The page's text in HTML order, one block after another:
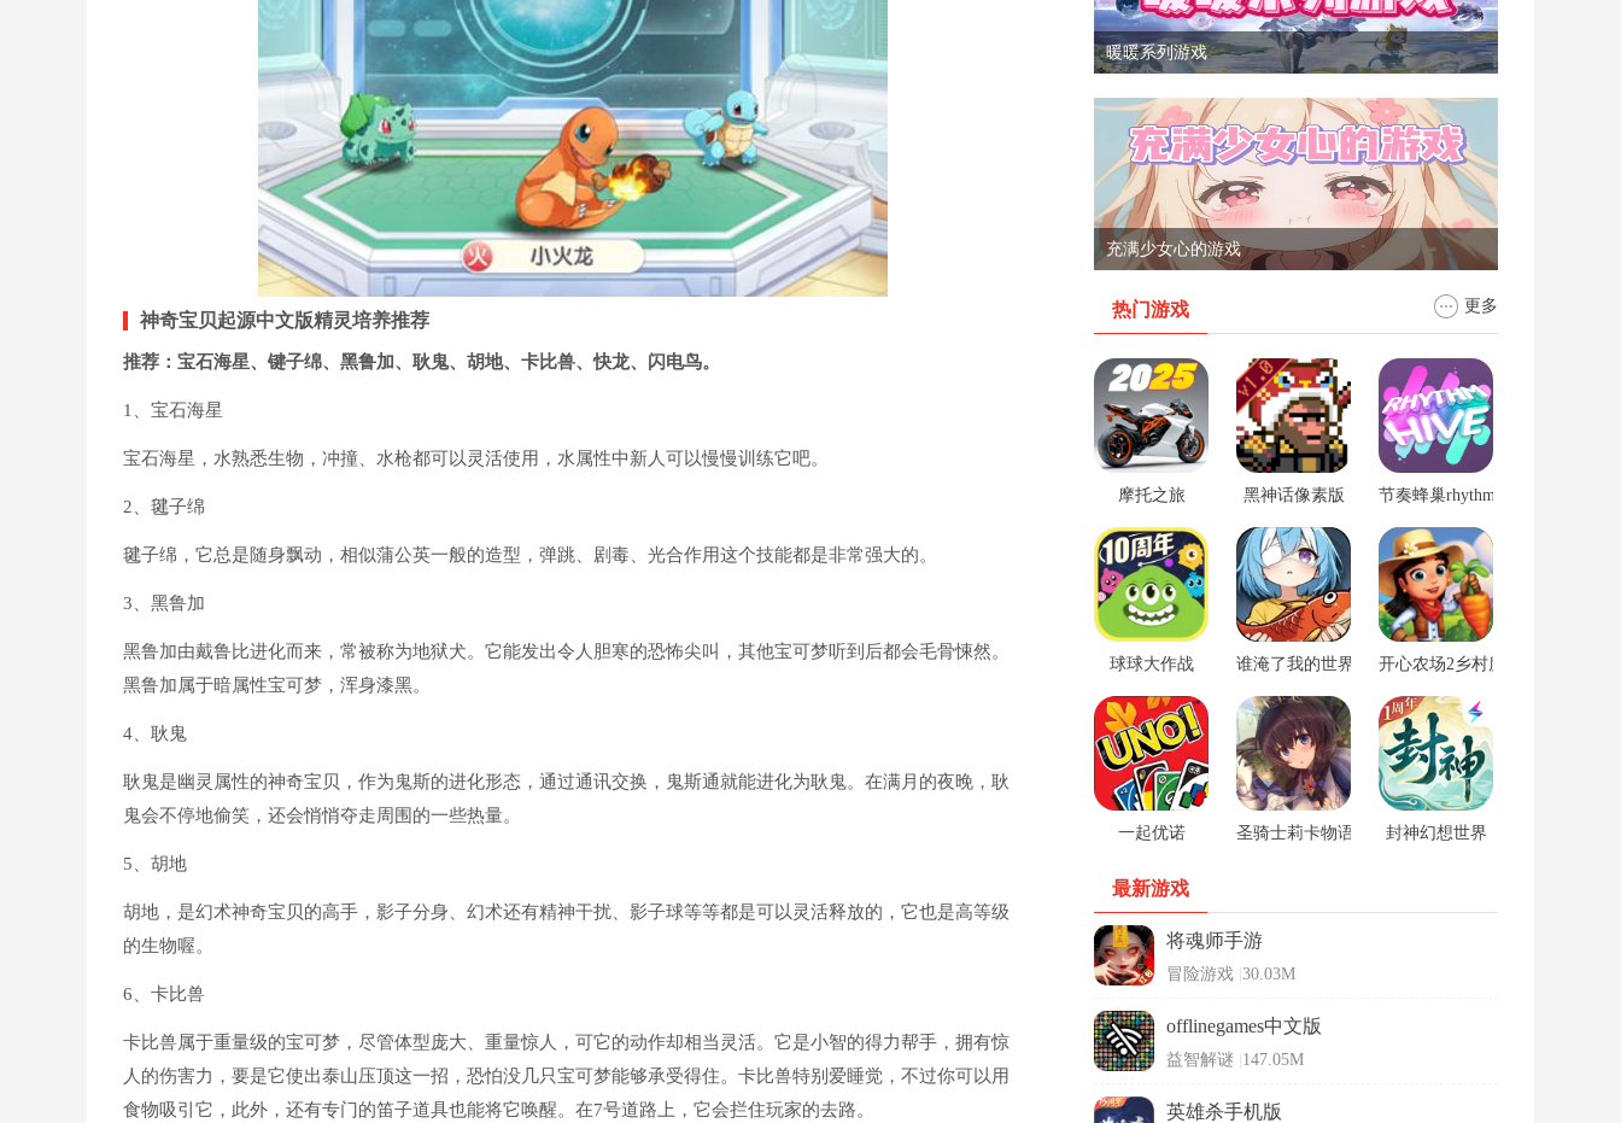
神奇宝贝起源中文版精灵培养推荐
推荐：宝石海星、键子绵、黑鲁加、耿鬼、胡地、卡比兽、快龙、闪电鸟。
1、宝石海星
宝石海星，水熟悉生物，冲撞、水枪都可以灵活使用，水属性中新人可以慢慢训练它吧。
2、毽子绵
毽子绵，它总是随身飘动，相似蒲公英一般的造型，弹跳、剧毒、光合作用这个技能都是非常强大的。
3、黑鲁加
黑鲁加由戴鲁比进化而来，常被称为地狱犬。它能发出令人胆寒的恐怖尖叫，其他宝可梦听到后都会毛骨悚然。
黑鲁加属于暗属性宝可梦，浑身漆黑。
4、耿鬼
耿鬼是幽灵属性的神奇宝贝，作为鬼斯的进化形态，通过通讯交换，鬼斯通就能进化为耿鬼。在满月的夜晚，耿
鬼会不停地偷笑，还会悄悄夺走周围的一些热量。
5、胡地
胡地，是幻术神奇宝贝的高手，影子分身、幻术还有精神干扰、影子球等等都是可以灵活释放的，它也是高等级
的生物喔。
6、卡比兽
卡比兽属于重量级的宝可梦，尽管体型庞大、重量惊人，可它的动作却相当灵活。它是小智的得力帮手，拥有惊
人的伤害力，要是它使出泰山压顶这一招，恐怕没几只宝可梦能够承受得住。卡比兽特别爱睡觉，不过你可以用
食物吸引它，此外，还有专门的笛子道具也能将它唤醒。在7号道路上，它会拦住玩家的去路。
暖暖系列游戏
充满少女心的游戏
热门游戏 更多
摩托之旅 黑神话像素版 节奏蜂巢rhythm hive
球球大作战 谁淹了我的世界游戏开心农场2乡村度假中文版
一起优诺 圣骑士莉卡物语安卓手游封神幻想世界
最新游戏
将魂师手游
冒险游戏 30.03M
offlinegames中文版
益智解谜 147.05M
英雄杀手机版